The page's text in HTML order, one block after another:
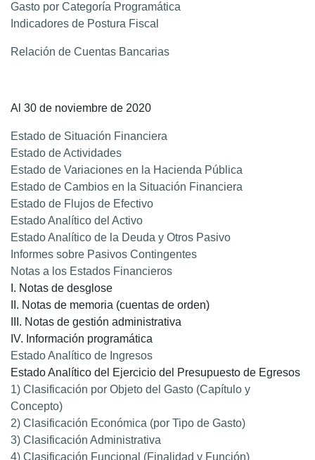
Gasto por Categoría Programática
Indicadores de Postura Fiscal
Relación de Cuentas Bancarias
Al 30 de noviembre de 2020
Estado de Situación Financiera
Estado de Actividades
Estado de Variaciones en la Hacienda Pública
Estado de Cambios en la Situación Financiera
Estado de Flujos de Efectivo
Estado Analítico del Activo
Estado Analítico de la Deuda y Otros Pasivo
Informes sobre Pasivos Contingentes
Notas a los Estados Financieros
I. Notas de desglose
II. Notas de memoria (cuentas de orden)
III. Notas de gestión administrativa
IV. Información programática
Estado Analítico de Ingresos
Estado Analítico del Ejercicio del Presupuesto de Egresos
1) Clasificación por Objeto del Gasto (Capítulo y
Concepto)
2) Clasificación Económica (por Tipo de Gasto)
3) Clasificación Administrativa
4) Clasificación Funcional (Finalidad y Función)